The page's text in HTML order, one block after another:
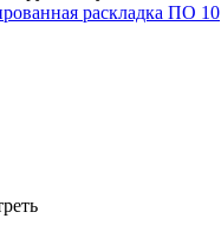
раскладка ПО 10